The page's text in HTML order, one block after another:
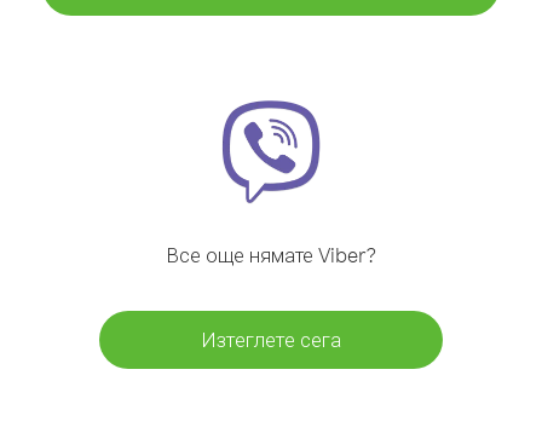
Все още нямате Viber?
Изтеглете сега